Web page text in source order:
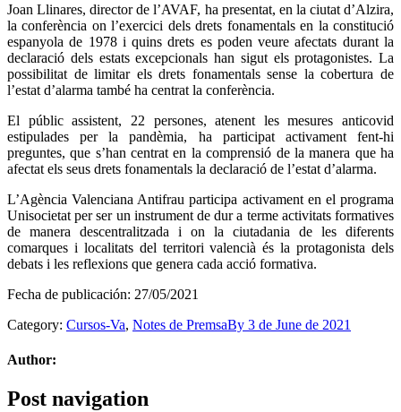
Joan Llinares, director de l’AVAF, ha presentat, en la ciutat d’Alzira,
la conferència on l’exercici dels drets fonamentals en la constitució
espanyola de 1978 i quins drets es poden veure afectats durant la
declaració dels estats excepcionals han sigut els protagonistes. La
possibilitat de limitar els drets fonamentals sense la cobertura de
l’estat d’alarma també ha centrat la conferència.
El públic assistent, 22 persones, atenent les mesures anticovid
estipulades per la pandèmia, ha participat activament fent-hi
preguntes, que s’han centrat en la comprensió de la manera que ha
afectat els seus drets fonamentals la declaració de l’estat d’alarma.
L’Agència Valenciana Antifrau participa activament en el programa
Unisocietat per ser un instrument de dur a terme activitats formatives
de manera descentralitzada i on la ciutadania de les diferents
comarques i localitats del territori valencià és la protagonista dels
debats i les reflexions que genera cada acció formativa.
Fecha de publicación: 27/05/2021
Category: Cursos-Va, Notes de PremsaBy 3 de June de 2021
Author:
Post navigation